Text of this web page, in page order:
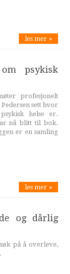
les mer »
psykisk
profesjonelt
sett hvor
helse er.
nå blitt til bok.
er en samling
les mer »
og dårlig
på å overleve,